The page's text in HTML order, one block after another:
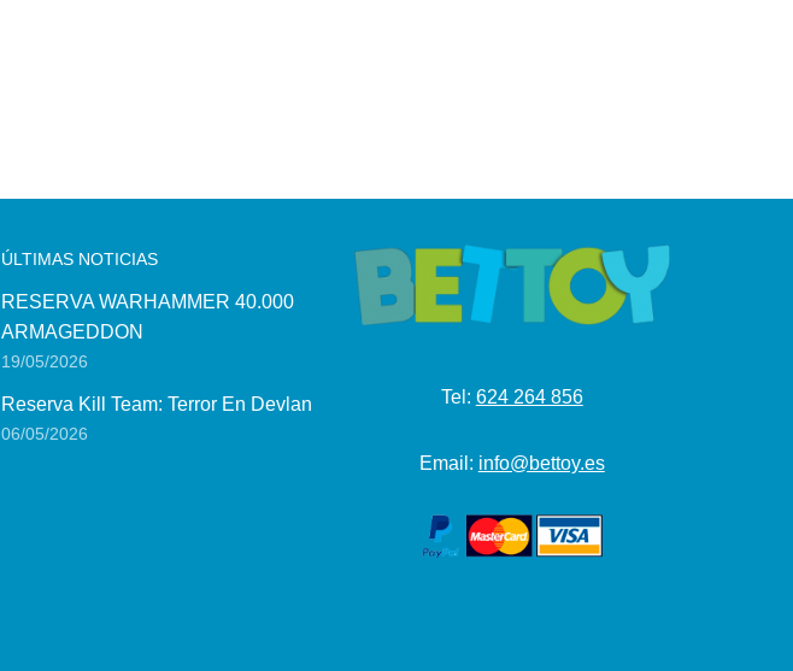
ÚLTIMAS NOTICIAS
RESERVA WARHAMMER 40.000
ARMAGEDDON
19/05/2026
Reserva Kill Team: Terror En Devlan
06/05/2026
Tel: 624 264 856
Email: info@bettoy.es